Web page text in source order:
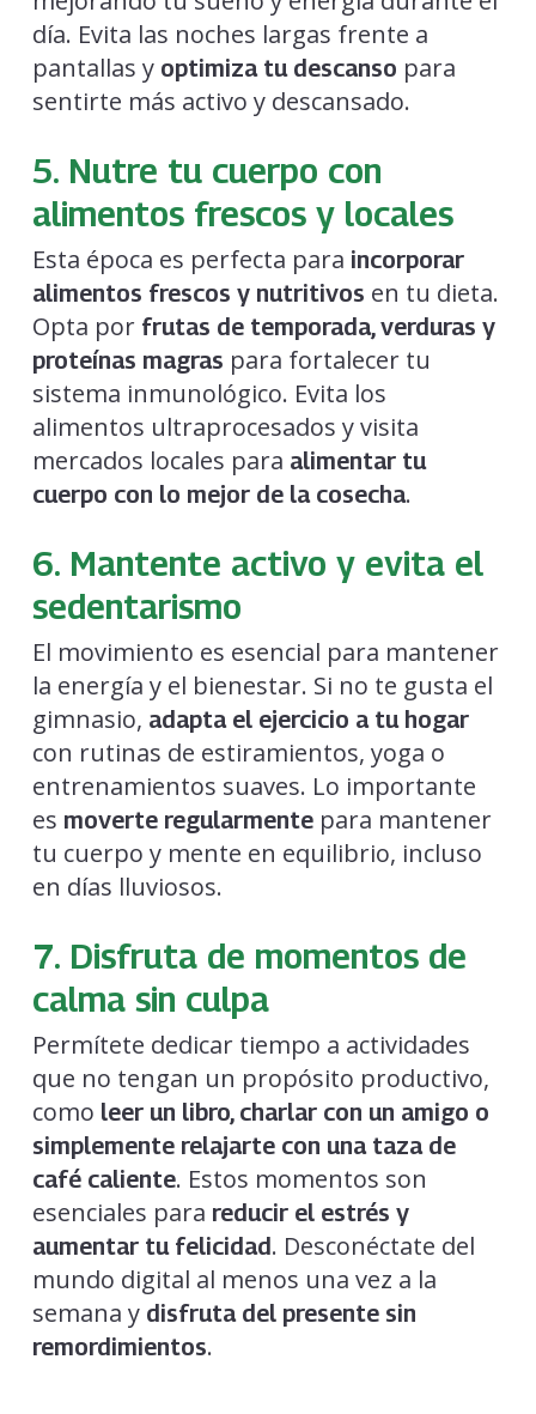
día. Evita las noches largas frente a
pantallas y optimiza tu descanso para
sentirte más activo y descansado.
5. Nutre tu cuerpo con
alimentos frescos y locales
Esta época es perfecta para incorporar
alimentos frescos y nutritivos en tu dieta.
Opta por frutas de temporada, verduras y
proteínas magras para fortalecer tu
sistema inmunológico. Evita los
alimentos ultraprocesados y visita
mercados locales para alimentar tu
cuerpo con lo mejor de la cosecha.
6. Mantente activo y evita el
sedentarismo
El movimiento es esencial para mantener
la energía y el bienestar. Si no te gusta el
gimnasio, adapta el ejercicio a tu hogar
con rutinas de estiramientos, yoga o
entrenamientos suaves. Lo importante
es moverte regularmentepara mantener
tu cuerpo y mente en equilibrio, incluso
en días lluviosos.
7. Disfruta de momentos de
calma sin culpa
Permítete dedicar tiempo a actividades
que no tengan un propósito productivo,
como leer un libro, charlar con un amigo o
simplemente relajarte con una taza de
café caliente. Estos momentos son
esenciales para reducir el estrés y
aumentar tu felicidad. Desconéctate del
mundo digital al menos una vez a la
semana y disfruta del presente sin
remordimientos.